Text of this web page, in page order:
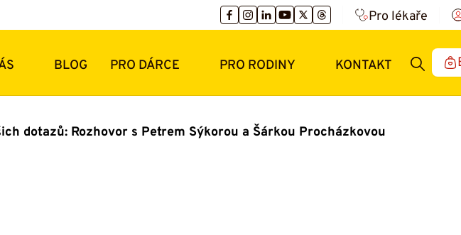
Pro lékaře
BLOG PRO DÁRCE PRO RODINY KONTAKT
dotazů: Rozhovor s Petrem Sýkorou a Šárkou Procházkovou